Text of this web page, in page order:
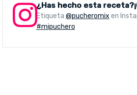
¿Has hecho esta
Etiqueta @pucheromix en
#mipuchero